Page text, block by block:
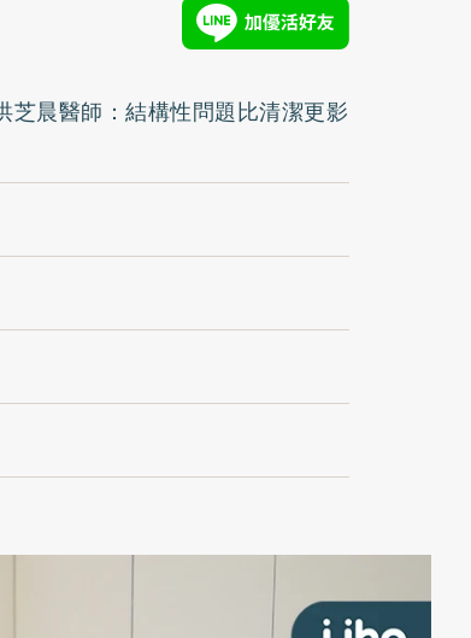
晨醫師：結構性問題比清潔更影